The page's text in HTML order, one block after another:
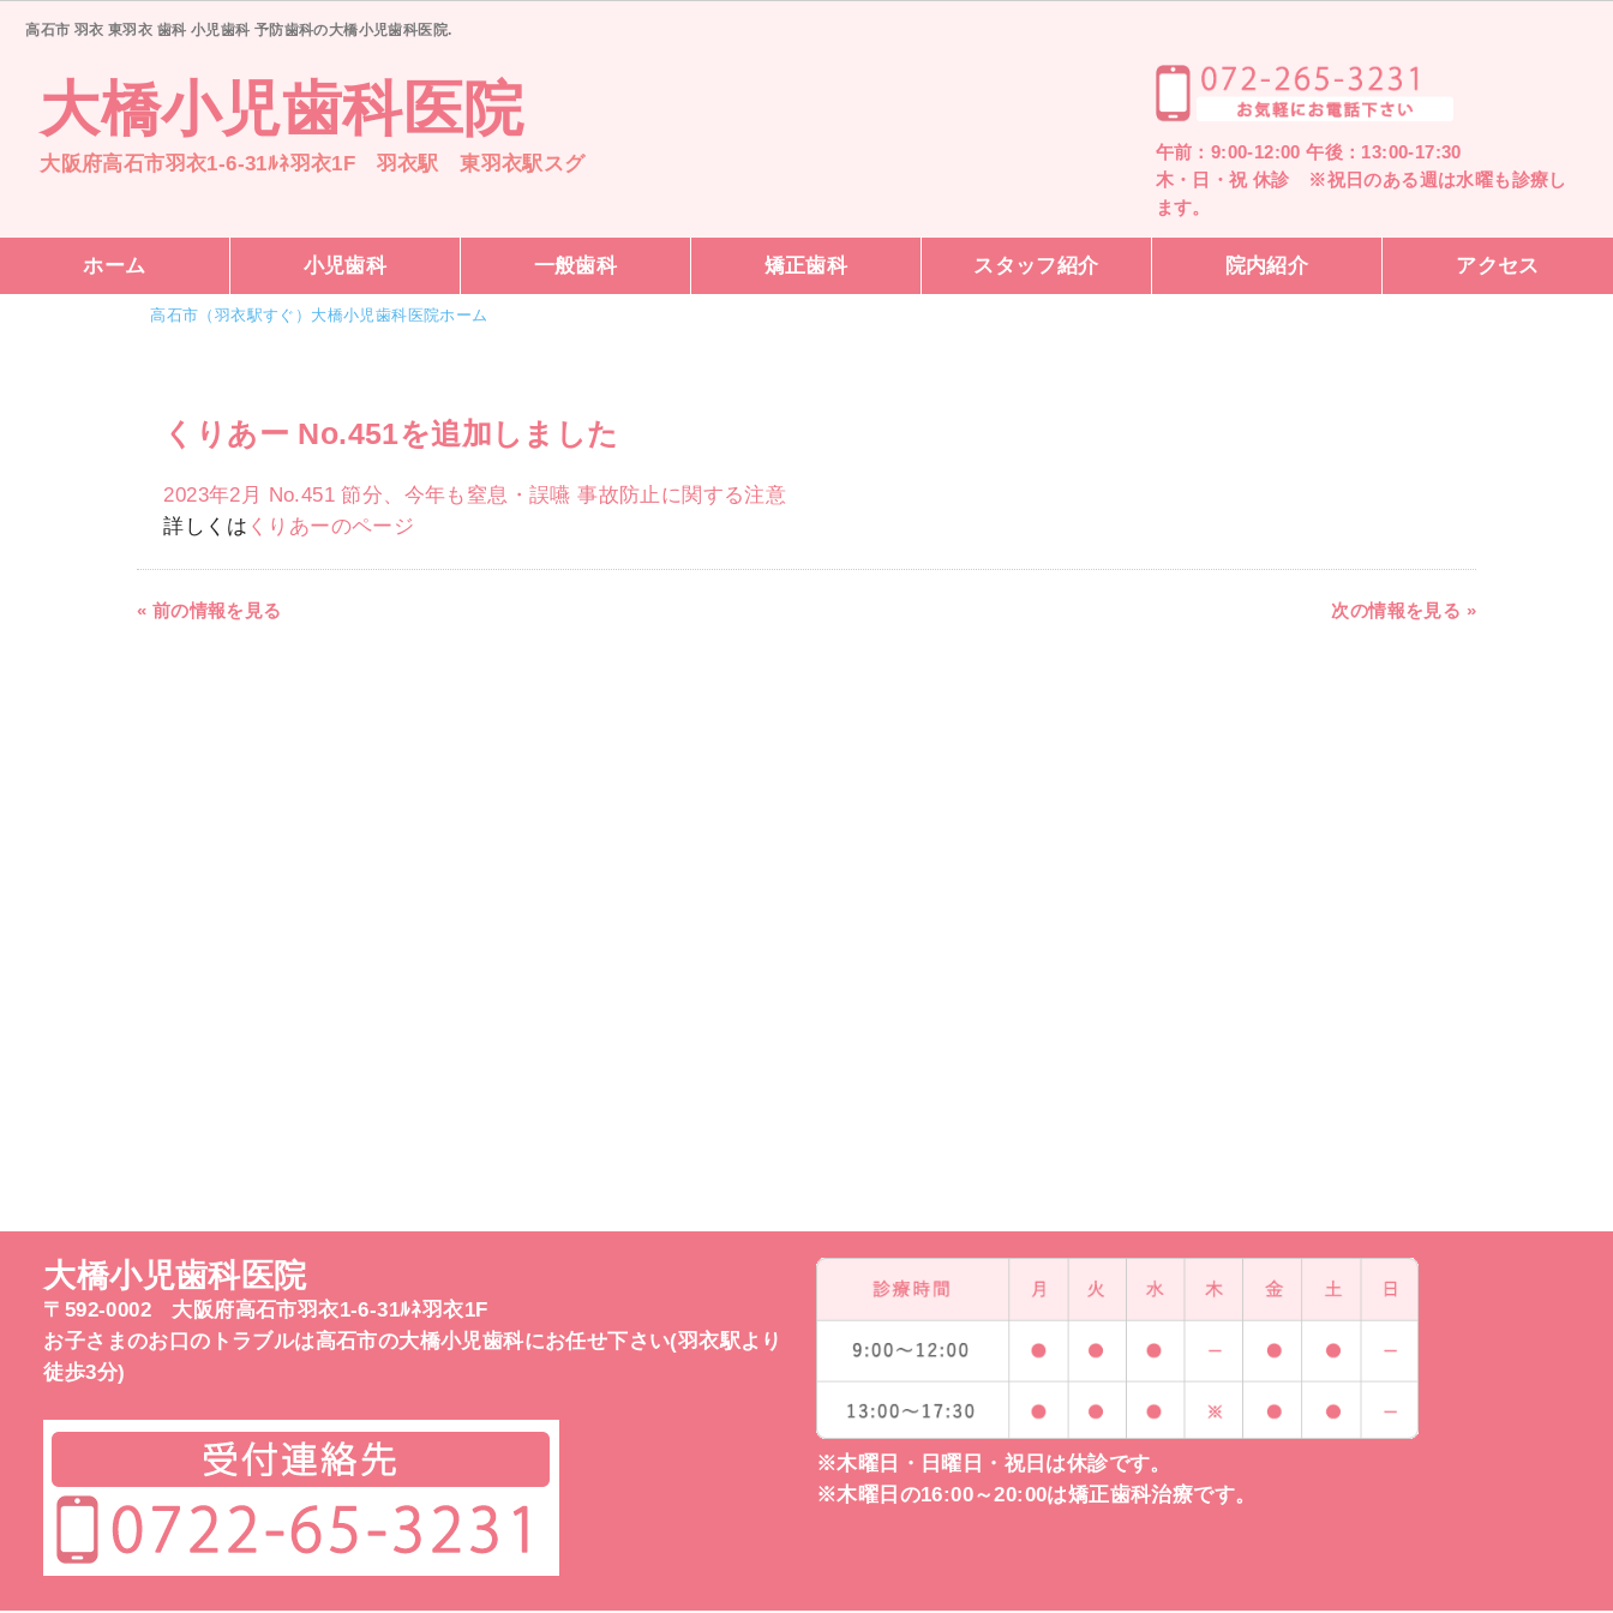
高石市 羽衣 東羽衣 歯科 小児歯科 予防歯科の大橋小児歯科医院.
大橋小児歯科医院
大阪府高石市羽衣1-6-31ﾙﾈ羽衣1F 羽衣駅 東羽衣駅スグ
午前：9:00-12:00 午後：13:00-17:30
木・日・祝 休診 ※祝日のある週は水曜も診療し
ます。
ホーム 小児歯科 一般歯科 矯正歯科 スタッフ紹介 院内紹介 アクセス
高石市（羽衣駅すぐ）大橋小児歯科医院ホーム
くりあー No.451を追加しました
2023年2月 No.451 節分、今年も窒息・誤嚥 事故防止に関する注意
詳しくは くりあーのページ
« 前の情報を見る 次の情報を見る »
大橋小児歯科医院
〒592-0002 大阪府高石市羽衣1-6-31ﾙﾈ羽衣1F
お子さまのお口のトラブルは高石市の大橋小児歯科にお任せ下さい(羽衣駅より
徒歩3分)
※木曜日・日曜日・祝日は休診です。
※木曜日の16:00～20:00は矯正歯科治療です。